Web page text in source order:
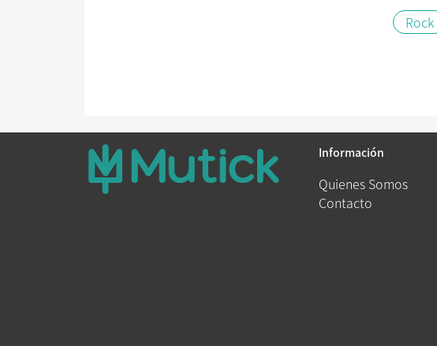
Rock
Información
Quienes Somos
Contacto